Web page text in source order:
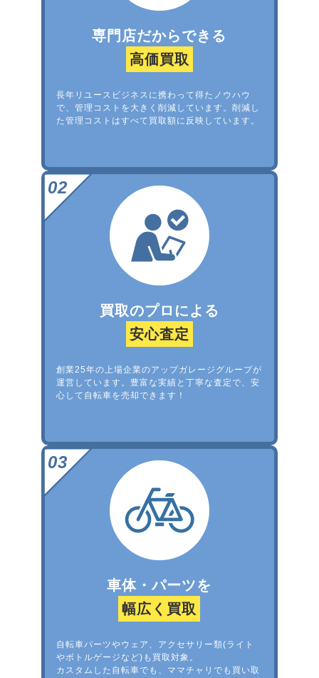
専門店だからできる
高価買取
長年リユースビジネスに携わって得たノウハウ
で、管理コストを大きく削減しています。削減し
た管理コストはすべて買取額に反映しています。
買取のプロによる
安心査定
創業25年の上場企業のアップガレージグループが
運営しています。豊富な実績と丁寧な査定で、安
心して自転車を売却できます！
車体・パーツを
幅広く買取
自転車パーツやウェア、アクセサリー類(ライト
やボトルゲージなど)も買取対象。
カスタムした自転車でも、ママチャリでも買い取